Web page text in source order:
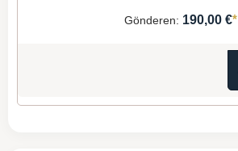
Gönderen: 190,00 €*